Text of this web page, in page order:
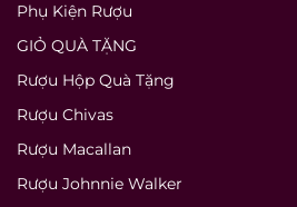
Phụ Kiện Rượu
GIỎ QUÀ TẶNG
Rượu Hộp Quà Tặng
Rượu Chivas
Rượu Macallan
Rượu Johnnie Walker